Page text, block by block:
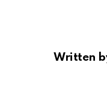
Written